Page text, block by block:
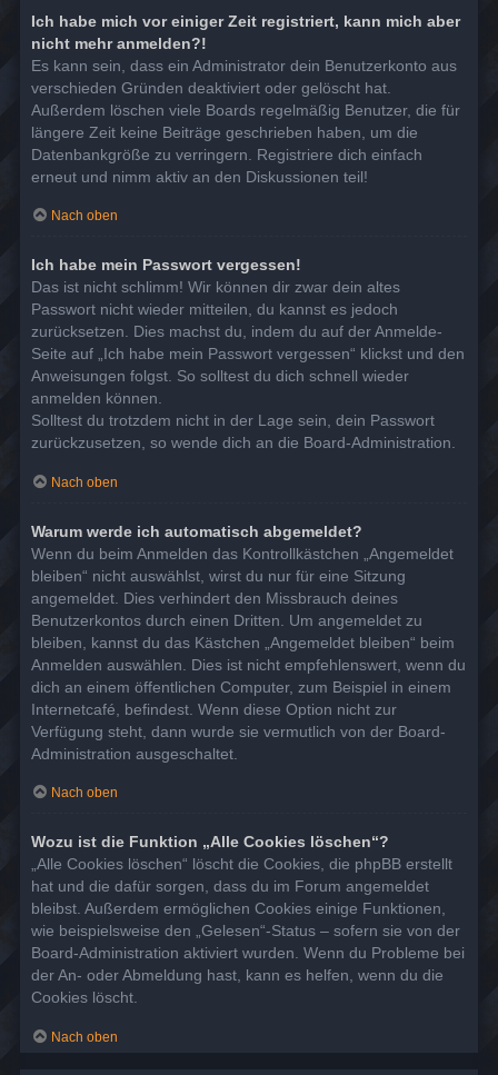
Ich habe mich vor einiger Zeit registriert, kann mich aber
nicht mehr anmelden?!
Es kann sein, dass ein Administrator dein Benutzerkonto aus
verschieden Gründen deaktiviert oder gelöscht hat.
Außerdem löschen viele Boards regelmäßig Benutzer, die für
längere Zeit keine Beiträge geschrieben haben, um die
Datenbankgröße zu verringern. Registriere dich einfach
erneut und nimm aktiv an den Diskussionen teil!
Nach oben
Ich habe mein Passwort vergessen!
Das ist nicht schlimm! Wir können dir zwar dein altes
Passwort nicht wieder mitteilen, du kannst es jedoch
zurücksetzen. Dies machst du, indem du auf der Anmelde-
Seite auf „Ich habe mein Passwort vergessen“ klickst und den
Anweisungen folgst. So solltest du dich schnell wieder
anmelden können.
Solltest du trotzdem nicht in der Lage sein, dein Passwort
zurückzusetzen, so wende dich an die Board-Administration.
Nach oben
Warum werde ich automatisch abgemeldet?
Wenn du beim Anmelden das Kontrollkästchen „Angemeldet
bleiben“ nicht auswählst, wirst du nur für eine Sitzung
angemeldet. Dies verhindert den Missbrauch deines
Benutzerkontos durch einen Dritten. Um angemeldet zu
bleiben, kannst du das Kästchen „Angemeldet bleiben“ beim
Anmelden auswählen. Dies ist nicht empfehlenswert, wenn du
dich an einem öffentlichen Computer, zum Beispiel in einem
Internetcafé, befindest. Wenn diese Option nicht zur
Verfügung steht, dann wurde sie vermutlich von der Board-
Administration ausgeschaltet.
Nach oben
Wozu ist die Funktion „Alle Cookies löschen“?
„Alle Cookies löschen“ löscht die Cookies, die phpBB erstellt
hat und die dafür sorgen, dass du im Forum angemeldet
bleibst. Außerdem ermöglichen Cookies einige Funktionen,
wie beispielsweise den „Gelesen“-Status – sofern sie von der
Board-Administration aktiviert wurden. Wenn du Probleme bei
der An- oder Abmeldung hast, kann es helfen, wenn du die
Cookies löscht.
Nach oben